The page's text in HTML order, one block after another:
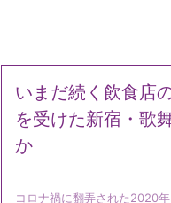
いまだ続く飲食店
を受けた新宿・歌
か
コロナ禍に翻弄された2020